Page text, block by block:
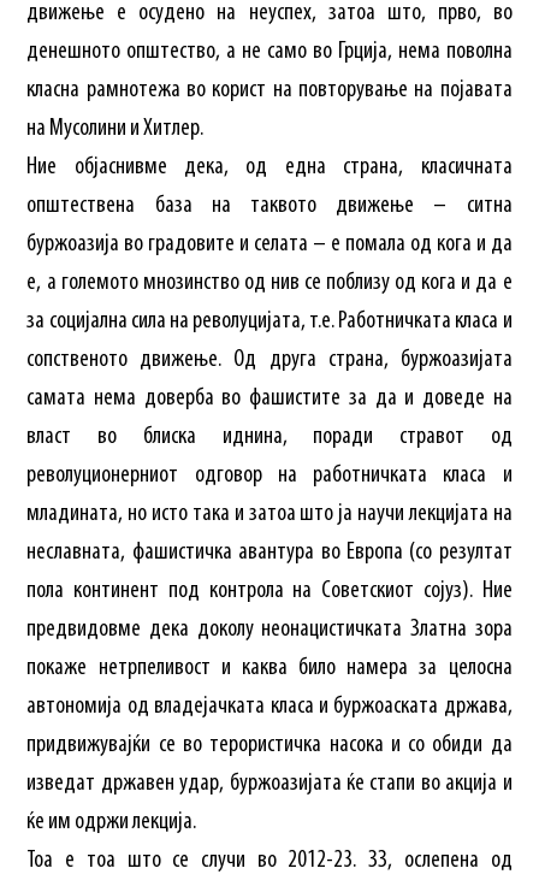
движење е осудено на неуспех, затоа што, прво, во
денешното општество, а не само во Грција, нема поволна
класна рамнотежа во корист на повторување на појавата
на Мусолини и Хитлер.
Ние објаснивме дека, од една страна, класичната
општествена база на таквото движење – ситна
буржоазија во градовите и селата – е помала од кога и да
е, а големото мнозинство од нив се поблизу од кога и да е
за социјална сила на револуцијата, т.е. Работничката класа и
сопственото движење. Од друга страна, буржоазијата
самата нема доверба во фашистите за да и доведе на
власт во блиска иднина, поради стравот од
револуционерниот одговор на работничката класа и
младината, но исто така и затоа што ја научи лекцијата на
неславната, фашистичка авантура во Европа (со резултат
пола континент под контрола на Советскиот сојуз). Ние
предвидовме дека доколу неонацистичката Златна зора
покаже нетрпеливост и каква било намера за целосна
автономија од владејачката класа и буржоаската држава,
придвижувајќи се во терористичка насока и со обиди да
изведат државен удар, буржоазијата ќе стапи во акција и
ќе им одржи лекција.
Тоа е тоа што се случи во 2012-23. ЗЗ, ослепена од